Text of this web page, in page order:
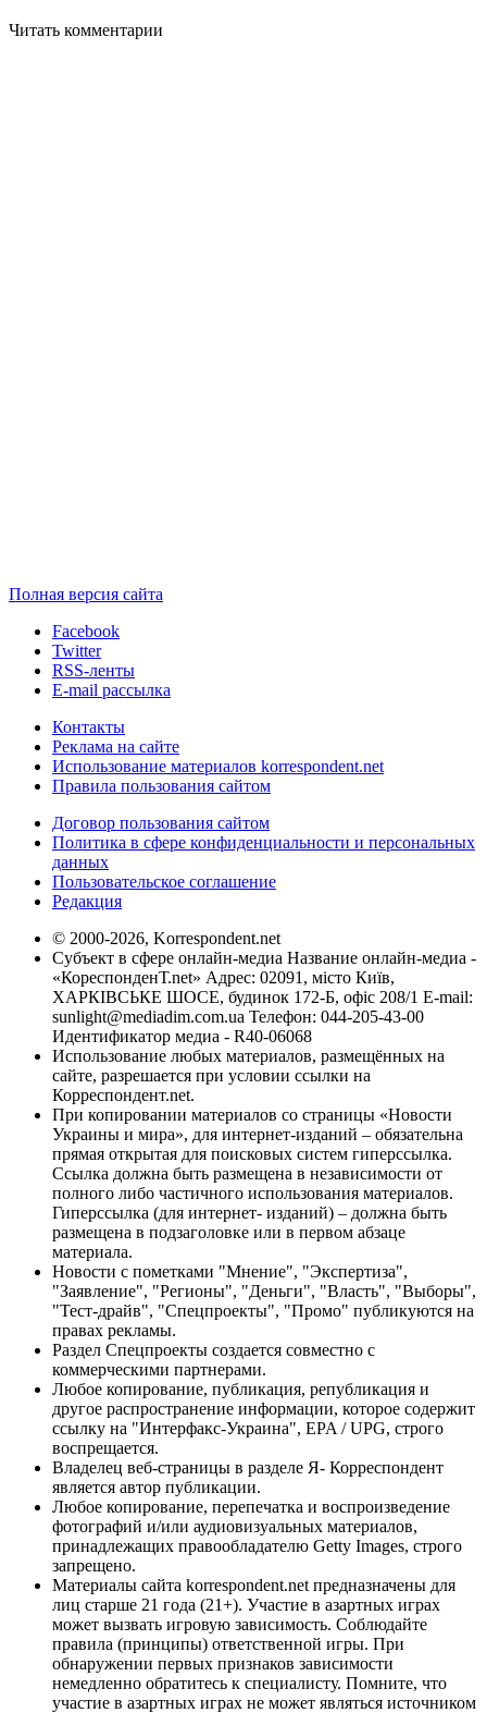
Читать комментарии
Полная версия сайта
Facebook
Twitter
RSS-ленты
E-mail рассылка
Контакты
Реклама на сайте
Использование материалов korrespondent.net
Правила пользования сайтом
Договор пользования сайтом
Политика в сфере конфиденциальности и персональных
данных
Пользовательское соглашение
Редакция
© 2000-2026, Korrespondent.net
Субъект в сфере онлайн-медиа Название онлайн-медиа -
«КореспонденТ.net» Адрес: 02091, місто Київ,
ХАРКІВСЬКЕ ШОСЕ, будинок 172-Б, офіс 208/1 E-mail:
sunlight@mediadim.com.ua Телефон: 044-205-43-00
Идентификатор медиа - R40-06068
Использование любых материалов, размещённых на
сайте, разрешается при условии ссылки на
Корреспондент.net.
При копировании материалов со страницы «Новости
Украины и мира», для интернет-изданий – обязательна
прямая открытая для поисковых систем гиперссылка.
Ссылка должна быть размещена в независимости от
полного либо частичного использования материалов.
Гиперссылка (для интернет- изданий) – должна быть
размещена в подзаголовке или в первом абзаце
материала.
Новости с пометками "Мнение", "Экспертиза",
"Заявление", "Регионы", "Деньги", "Власть", "Выборы",
"Тест-драйв", "Спецпроекты", "Промо" публикуются на
правах рекламы.
Раздел Спецпроекты создается совместно с
коммерческими партнерами.
Любое копирование, публикация, републикация и
другое распространение информации, которое содержит
ссылку на "Интерфакс-Украина", EPA / UPG, строго
воспрещается.
Владелец веб-страницы в разделе Я- Корреспондент
является автор публикации.
Любое копирование, перепечатка и воспроизведение
фотографий и/или аудиовизуальных материалов,
принадлежащих правообладателю Getty Images, строго
запрещено.
Материалы сайта korrespondent.net предназначены для
лиц старше 21 года (21+). Участие в азартных играх
может вызвать игровую зависимость. Соблюдайте
правила (принципы) ответственной игры. При
обнаружении первых признаков зависимости
немедленно обратитесь к специалисту. Помните, что
участие в азартных играх не может являться источником